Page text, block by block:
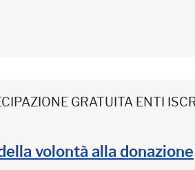
GRATUITA ENTI
volontà alla donazione